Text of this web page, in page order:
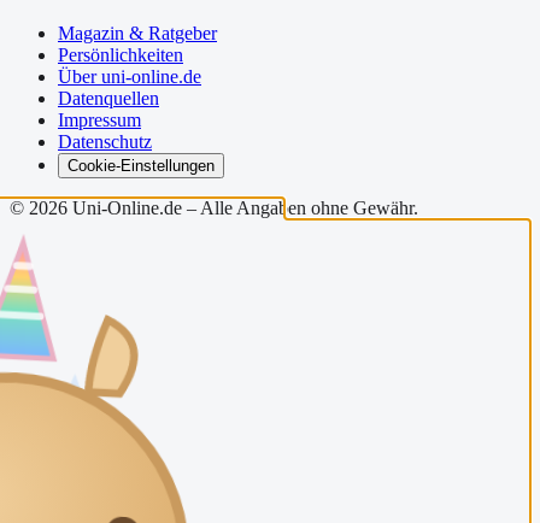
Magazin & Ratgeber
Persönlichkeiten
Über uni-online.de
Datenquellen
Impressum
Datenschutz
Cookie-Einstellungen
© 2026 Uni-Online.de – Alle Angaben ohne Gewähr.